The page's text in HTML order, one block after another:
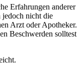
Erfahrungen anderer
jedoch nicht die
Arzt oder Apotheker.
Beschwerden solltest